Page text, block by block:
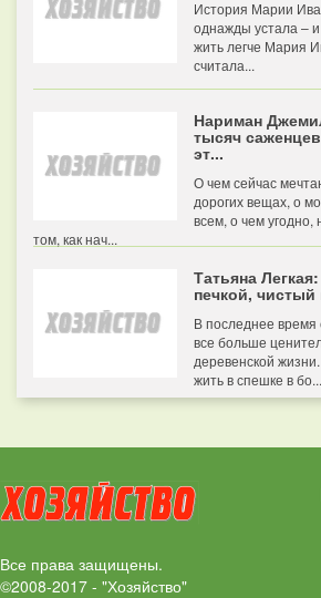
История Марии
однажды устала –
жить легче Мария
считала...
Нариман
тысяч
эт...
О чем сейчас
дорогих вещах, о
всем, о чем угодно,
том, как нач...
Татьяна
печкой, чистый
В последнее время
все больше
деревенской
жить в спешке в бо...
Все права защищены.
©2008-2017 - "Хозяйство"